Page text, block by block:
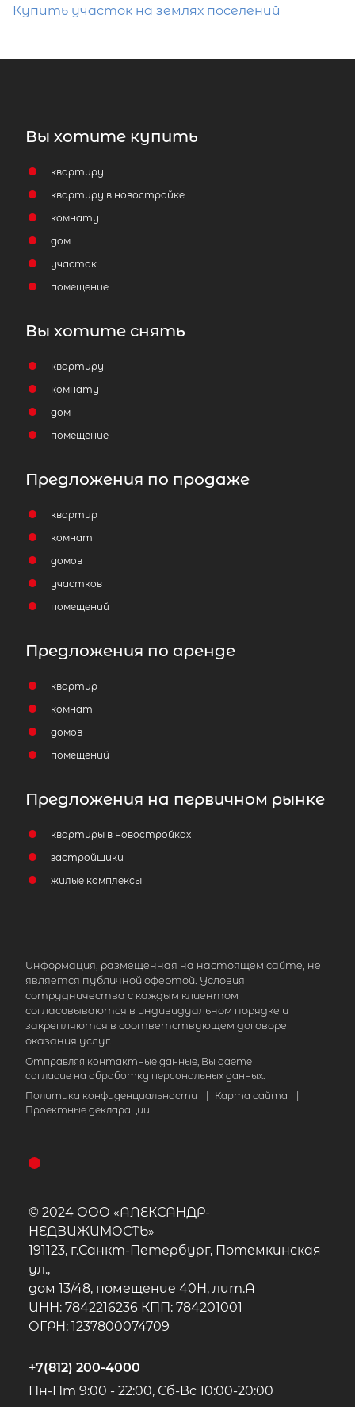
Купить участок на землях поселений
Вы хотите купить
квартиру
квартиру в новостройке
комнату
дом
участок
помещение
Вы хотите снять
квартиру
комнату
дом
помещение
Предложения по продаже
квартир
комнат
домов
участков
помещений
Предложения по аренде
квартир
комнат
домов
помещений
Предложения на первичном рынке
квартиры в новостройках
застройщики
жилые комплексы
Информация, размещенная на настоящем сайте, не
является публичной офертой. Условия
сотрудничества с каждым клиентом
согласовываются в индивидуальном порядке и
закрепляются в соответствующем договоре
оказания услуг.
Отправляя контактные данные, Вы даете
согласие на обработку персональных данных.
Политика конфиденциальности
Карта сайта
Проектные декларации
© 2024 ООО «АЛЕКСАНДР-
НЕДВИЖИМОСТЬ»
191123, г.Санкт-Петербург, Потемкинская
ул.,
дом 13/48, помещение 40Н, лит.А
ИНН: 7842216236 КПП: 784201001
ОГРН: 1237800074709
+7(812) 200-4000
Пн-Пт 9:00 - 22:00, Сб-Вс 10:00-20:00